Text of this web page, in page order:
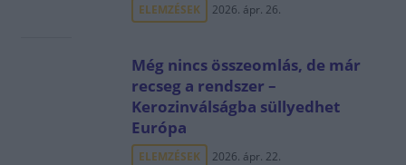
ELEMZÉSEK 2026. ápr. 26.
Még nincs összeomlás, de már
recseg a rendszer –
Kerozinválságba süllyedhet
Európa
ELEMZÉSEK 2026. ápr. 22.